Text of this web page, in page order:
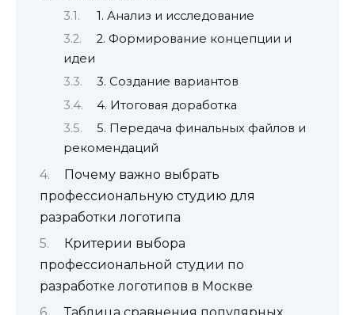
1. Анализ и исследование
2. Формирование концепции и
идеи
3. Создание вариантов
4. Итоговая доработка
5. Передача финальных файлов и
рекомендаций
Почему важно выбрать
профессиональную студию для
разработки логотипа
Критерии выбора
профессиональной студии по
разработке логотипов в Москве